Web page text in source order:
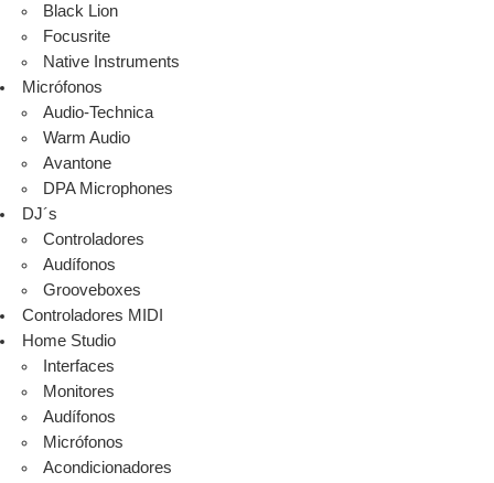
Black Lion
Focusrite
Native Instruments
Micrófonos
Audio-Technica
Warm Audio
Avantone
DPA Microphones
DJ´s
Controladores
Audífonos
Grooveboxes
Controladores MIDI
Home Studio
Interfaces
Monitores
Audífonos
Micrófonos
Acondicionadores